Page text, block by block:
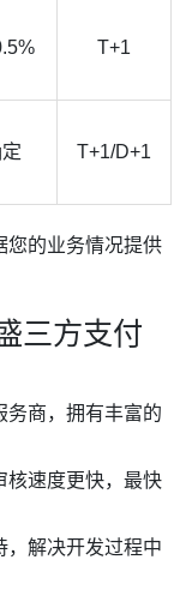
T+1
T+1/D+1
您的业务情况提供
三方支付
务商，拥有丰富的
核速度更快，最快
，解决开发过程中